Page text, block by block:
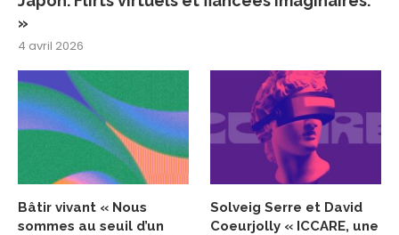
»
4 avril 2026
Bâtir vivant « Nous
sommes au seuil d’un
Solveig Serre et David
Coeurjolly « ICCARE, une